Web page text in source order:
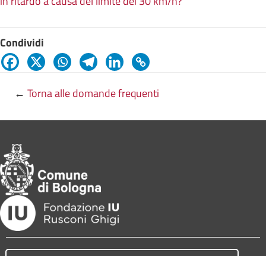
Condividi
← Torna alle domande frequenti